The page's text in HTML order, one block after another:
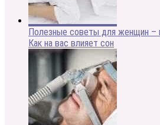
Полезные советы для женщин –
Как на вас влияет сон